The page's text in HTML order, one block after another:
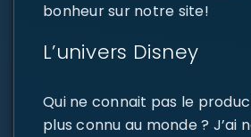
bonheur sur notre site!
L’univers Disney
Qui ne connait pas le
plus connu au monde ? J’ai